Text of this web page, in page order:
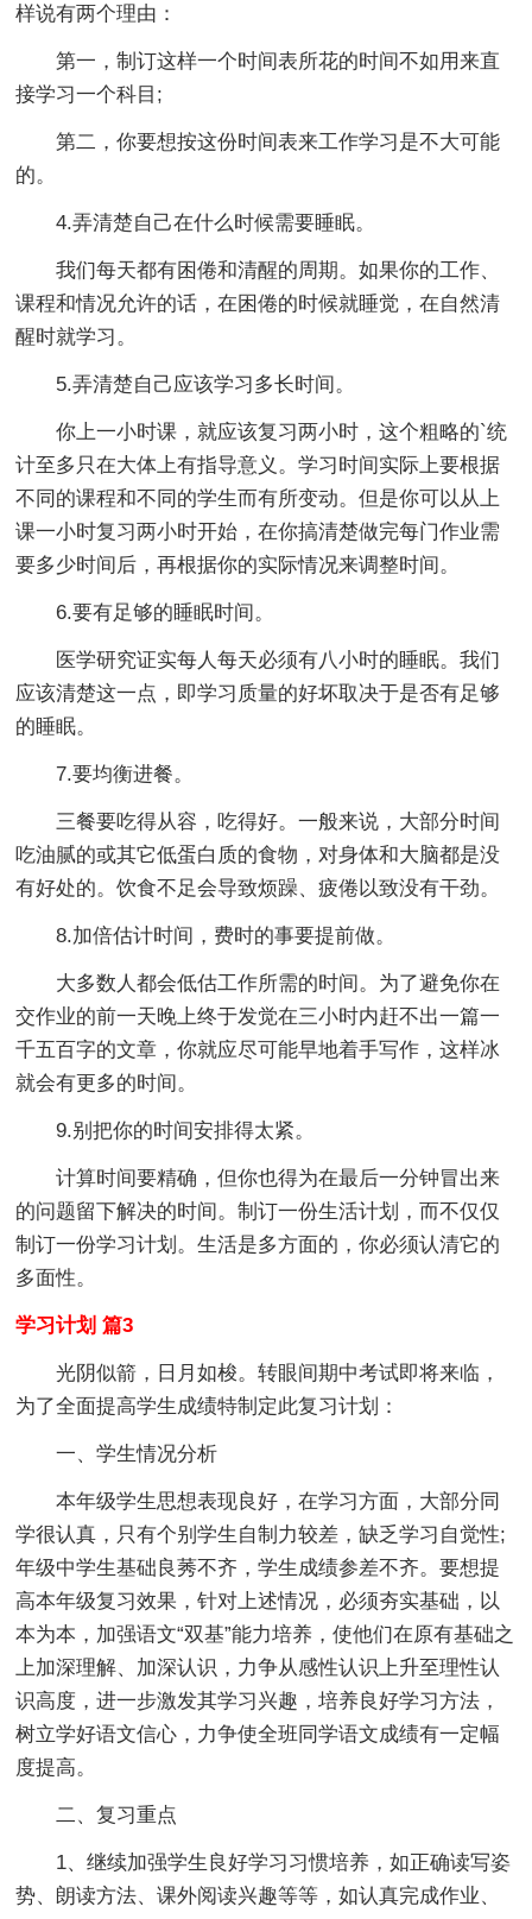
样说有两个理由：
第一，制订这样一个时间表所花的时间不如用来直
接学习一个科目;
第二，你要想按这份时间表来工作学习是不大可能
的。
4.弄清楚自己在什么时候需要睡眠。
我们每天都有困倦和清醒的周期。如果你的工作、
课程和情况允许的话，在困倦的时候就睡觉，在自然清
醒时就学习。
5.弄清楚自己应该学习多长时间。
你上一小时课，就应该复习两小时，这个粗略的`统
计至多只在大体上有指导意义。学习时间实际上要根据
不同的课程和不同的学生而有所变动。但是你可以从上
课一小时复习两小时开始，在你搞清楚做完每门作业需
要多少时间后，再根据你的实际情况来调整时间。
6.要有足够的睡眠时间。
医学研究证实每人每天必须有八小时的睡眠。我们
应该清楚这一点，即学习质量的好坏取决于是否有足够
的睡眠。
7.要均衡进餐。
三餐要吃得从容，吃得好。一般来说，大部分时间
吃油腻的或其它低蛋白质的食物，对身体和大脑都是没
有好处的。饮食不足会导致烦躁、疲倦以致没有干劲。
8.加倍估计时间，费时的事要提前做。
大多数人都会低估工作所需的时间。为了避免你在
交作业的前一天晚上终于发觉在三小时内赶不出一篇一
千五百字的文章，你就应尽可能早地着手写作，这样冰
就会有更多的时间。
9.别把你的时间安排得太紧。
计算时间要精确，但你也得为在最后一分钟冒出来
的问题留下解决的时间。制订一份生活计划，而不仅仅
制订一份学习计划。生活是多方面的，你必须认清它的
多面性。
学习计划 篇3
光阴似箭，日月如梭。转眼间期中考试即将来临，
为了全面提高学生成绩特制定此复习计划：
一、学生情况分析
本年级学生思想表现良好，在学习方面，大部分同
学很认真，只有个别学生自制力较差，缺乏学习自觉性;
年级中学生基础良莠不齐，学生成绩参差不齐。要想提
高本年级复习效果，针对上述情况，必须夯实基础，以
本为本，加强语文“双基”能力培养，使他们在原有基础之
上加深理解、加深认识，力争从感性认识上升至理性认
识高度，进一步激发其学习兴趣，培养良好学习方法，
树立学好语文信心，力争使全班同学语文成绩有一定幅
度提高。
二、复习重点
1、继续加强学生良好学习习惯培养，如正确读写姿
势、朗读方法、课外阅读兴趣等等，如认真完成作业、